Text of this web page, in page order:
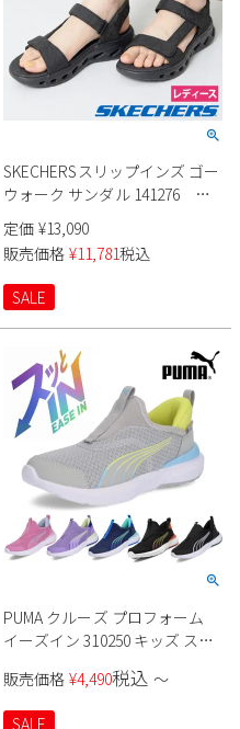
SKECHERSスリップインズ ゴー
ウォーク サンダル 141276 レ
ディース
定価 ¥13,090
販売価格 ¥11,781税込
SALE
PUMA クルーズ プロフォーム
イーズイン 310250 キッズ スニ
子
販売価格 ¥4,490税込 〜
SALE